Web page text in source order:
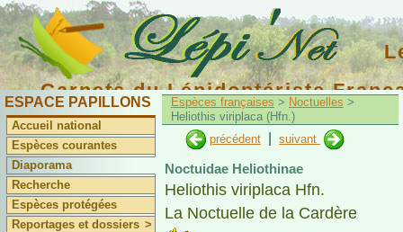
Carnets du Lépidoptériste
ESPACE PAPILLONS
Accueil national
Espèces courantes
Diaporama
Recherche
Espèces protégées
Reportages et dossiers >
Espèces françaises > Noctuelles >
Heliothis viriplaca (Hfn.)
précédent
suivant
Noctuidae Heliothinae
Heliothis viriplaca Hfn.
La Noctuelle de la Cardère